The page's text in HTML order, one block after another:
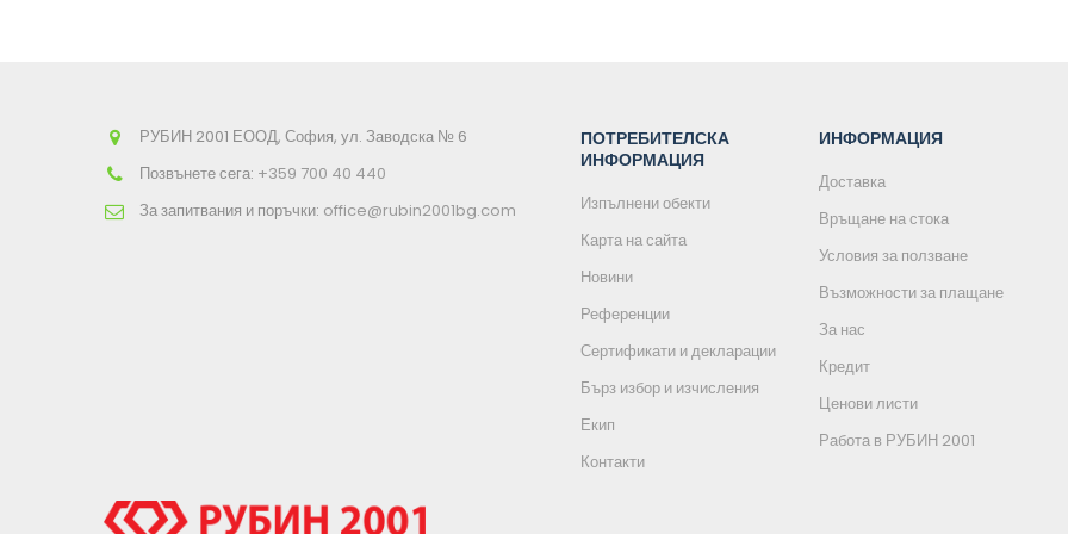
РУБИН 2001 ЕООД, София, ул. Заводска № 6
Позвънете сега: +359 700 40 440
За запитвания и поръчки: office@rubin2001bg.com
ПОТРЕБИТЕЛСКА
ИНФОРМАЦИЯ
Изпълнени обекти
Карта на сайта
Новини
Референции
Сертификати и декларации
Бърз избор и изчисления
Екип
Контакти
ИНФОРМАЦИЯ
Доставка
Връщане на стока
Условия за ползване
Възможности за плащане
За нас
Кредит
Ценови листи
Работа в РУБИН 2001